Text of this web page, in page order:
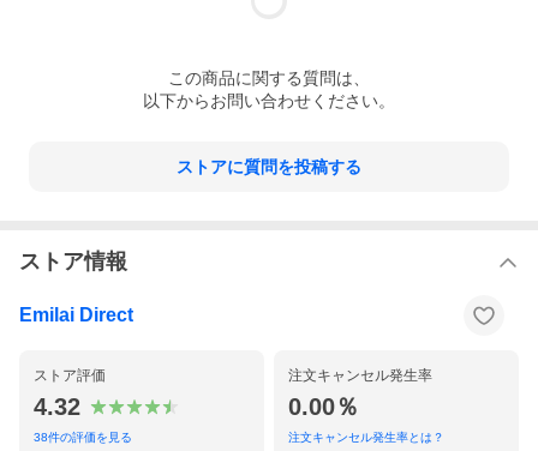
この商品に関する質問は、
以下からお問い合わせください。
ストアに質問を投稿する
ストア情報
Emilai Direct
ストア評価
4.32
38件の評価を見る
注文キャンセル発生率
0.00％
注文キャンセル発生率とは？